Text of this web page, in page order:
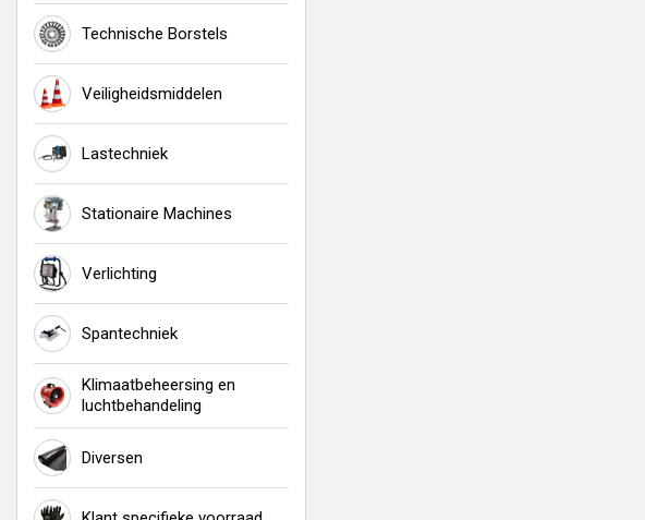
Technische Borstels
Veiligheidsmiddelen
Lastechniek
Stationaire Machines
Verlichting
Spantechniek
Klimaatbeheersing en
luchtbehandeling
Diversen